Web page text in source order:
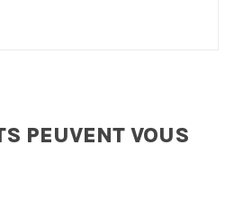
PEUVENT VOUS